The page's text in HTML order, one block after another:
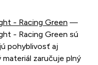
- Racing Green —
- Racing Green sú
pohyblivosť aj
zaručuje plný